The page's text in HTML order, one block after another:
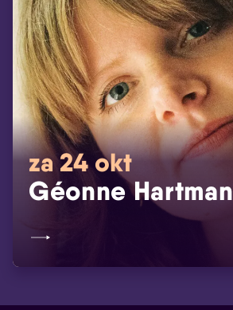
za 24 okt
Géonne Hartman